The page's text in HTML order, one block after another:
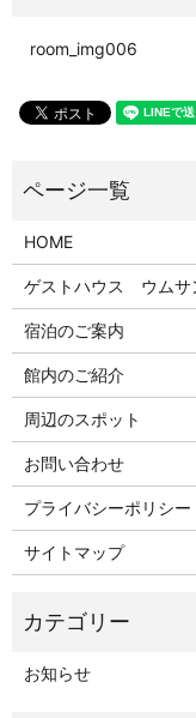
room_img006
HOME
ゲストハウス ウムサ
宿泊のご案内
館内のご紹介
周辺のスポット
お問い合わせ
プライバシーポリシー
サイトマップ
お知らせ